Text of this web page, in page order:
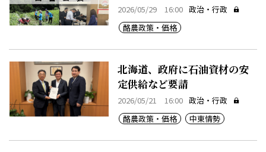
2026/05/29 16:00 政治・行政
酪農政策・価格
北海道、政府に石油資材の安
定供給など要請
2026/05/21 16:00 政治・行政
酪農政策・価格
中東情勢